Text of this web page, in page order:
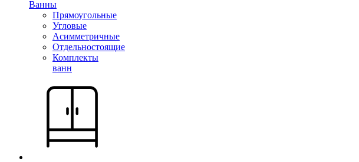
Ванны
Прямоугольные
Угловые
Асимметричные
Отдельностоящие
Комплекты
ванн